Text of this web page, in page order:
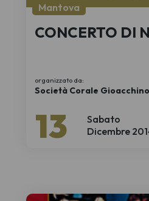
Sabato
13 Dicembre
Mantova
CONCERTO DI
organizzato da:
Società Corale